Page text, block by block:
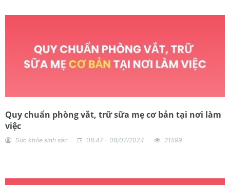
Quy chuẩn phòng vắt, trữ sữa mẹ cơ bản tại nơi làm
việc
Sức khỏe sinh sản 08:47 - 08/07/2024 21599